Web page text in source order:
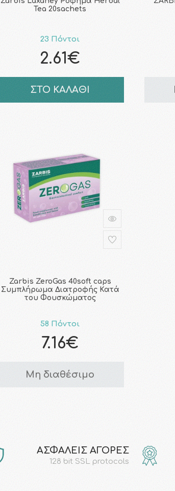
Tea 20sachets
23 Πόντοι
2.61€
ΣΤΟ ΚΑΛΑΘΙ
Zarbis ZeroGas 40soft caps
Συμπλήρωμα Διατροφής Κατά
του Φουσκώματος
58 Πόντοι
7.16€
Μη διαθέσιμο
AΣΦΑΛΕΙΣ ΑΓΟΡΕΣ
128 bit SSL protocols